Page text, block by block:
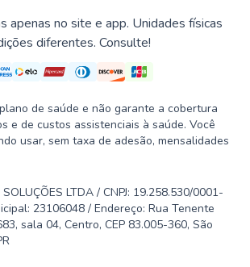
apenas no site e app. Unidades físicas
diferentes. Consulte!
de saúde e não garante a cobertura
e de custos assistenciais à saúde. Você
usar, sem taxa de adesão, mensalidades
SOLUÇÕES LTDA / CNPJ: 19.258.530/0001-
23106048 / Endereço: Rua Tenente
sala 04, Centro, CEP 83.005-360, São